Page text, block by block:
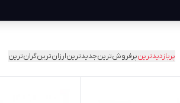
پربازدیدترینپرفروش‌ترینجدیدترینارزان‌ترینگران‌ترین